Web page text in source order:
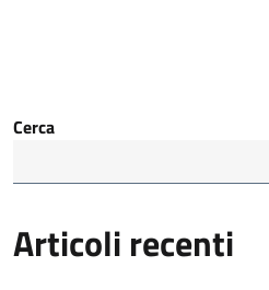
Cerca
Articoli recenti